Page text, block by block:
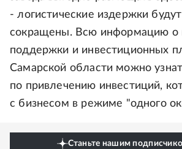
- логистические издержки
сокращены. Всю информацию о
поддержки и инвестиционных
Самарской области можно
по привлечению инвестиций,
с бизнесом в режиме "одного
Станьте нашим